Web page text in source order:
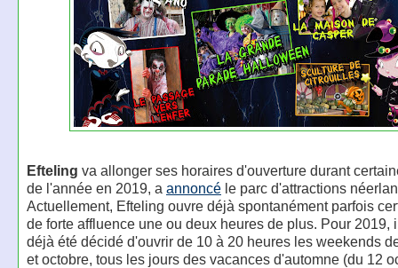
Efteling va allonger ses horaires d'ouverture durant
de l'année en 2019, a annoncéle parc d'attractions
Actuellement, Efteling ouvre déjà spontanément parfois
de forte affluence une ou deux heures de plus. Pour 2019,
déjà été décidé d'ouvrir de 10 à 20 heures les weekends
et octobre, tous les jours des vacances d'automne (du 12